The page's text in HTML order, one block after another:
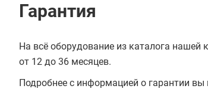
Гарантия
На всё оборудование из каталога нашей
от 12 до 36 месяцев.
Подробнее с информацией о гарантии